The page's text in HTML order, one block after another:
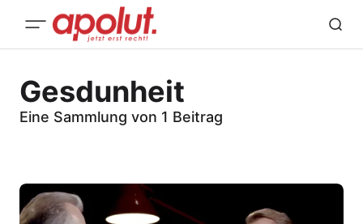
Gesdunheit
Eine Sammlung von 1 Beitrag